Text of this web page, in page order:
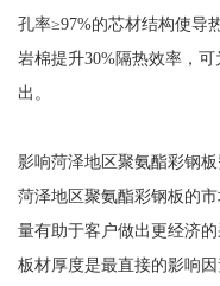
孔率≥97%的芯材结构使导
岩棉提升30%隔热效率，
出。
影响菏泽地区聚氨酯彩钢
菏泽地区聚氨酯彩钢板的
量有助于客户做出更经济的
板材厚度是最直接的影响